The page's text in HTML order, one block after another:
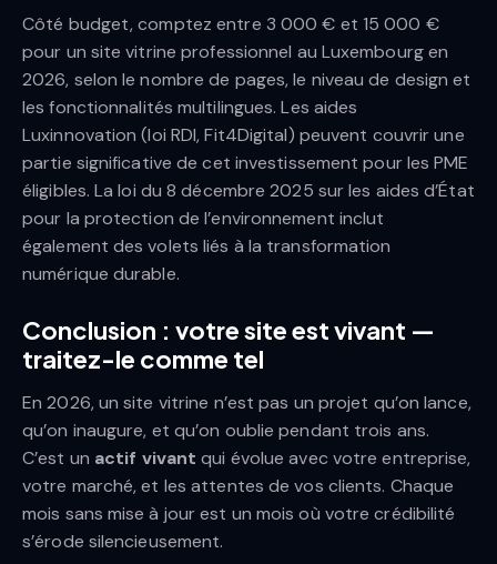
Côté budget, comptez entre 3 000 € et 15 000 €
pour un site vitrine professionnel au Luxembourg en
2026, selon le nombre de pages, le niveau de design et
les fonctionnalités multilingues. Les aides
Luxinnovation (loi RDI, Fit4Digital) peuvent couvrir une
partie significative de cet investissement pour les PME
éligibles. La loi du 8 décembre 2025 sur les aides d’État
pour la protection de l’environnement inclut
également des volets liés à la transformation
numérique durable.
Conclusion : votre site est vivant —
traitez-le comme tel
En 2026, un site vitrine n’est pas un projet qu’on lance,
qu’on inaugure, et qu’on oublie pendant trois ans.
C’est un actif vivant qui évolue avec votre entreprise,
votre marché, et les attentes de vos clients. Chaque
mois sans mise à jour est un mois où votre crédibilité
s’érode silencieusement.